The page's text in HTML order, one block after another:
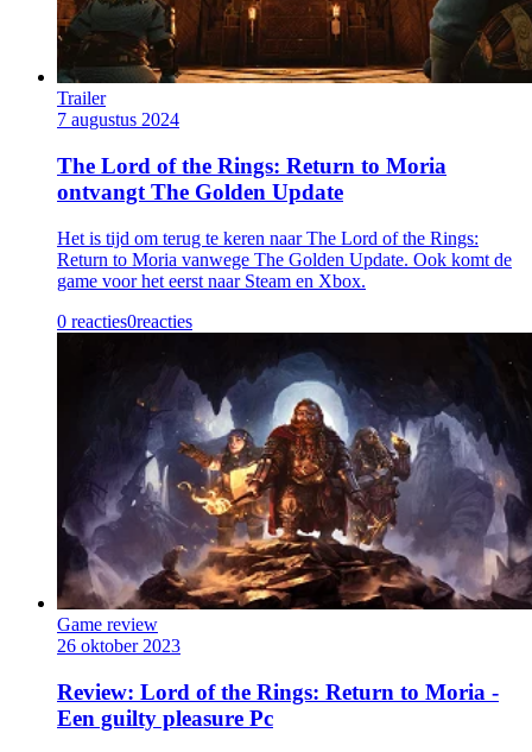
Trailer
7 augustus 2024
The Lord of the Rings: Return to Moria
ontvangt The Golden Update
Het is tijd om terug te keren naar The Lord of the Rings:
Return to Moria vanwege The Golden Update. Ook komt de
game voor het eerst naar Steam en Xbox.
0 reacties0reacties
Game review
26 oktober 2023
Review: Lord of the Rings: Return to Moria -
Een guilty pleasure Pc